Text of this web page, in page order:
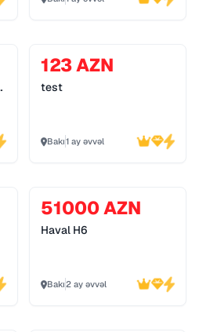
123 AZN
test
Bakı1 ay əvvəl
51000 AZN
Haval H6
Bakı2 ay əvvəl